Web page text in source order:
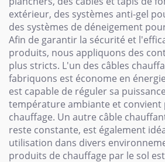
extérieur, des systèmes anti-gel
des systèmes de déneigement
Afin de garantir la sécurité et
produits, nous appliquons des
plus stricts. L'un des câbles
fabriquons est économe en
est capable de réguler sa
température ambiante et convient
chauffage. Un autre câble
reste constante, est également
utilisation dans divers
produits de chauffage par le sol